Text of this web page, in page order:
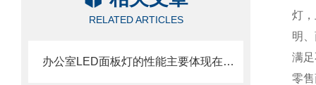
RELATED ARTICLES
办公室LED面板灯的性能主要体现在哪些方面？
灯
明
满
零